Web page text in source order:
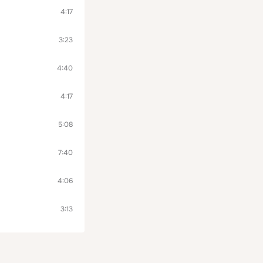
4:17
3:23
4:40
4:17
5:08
7:40
4:06
3:13